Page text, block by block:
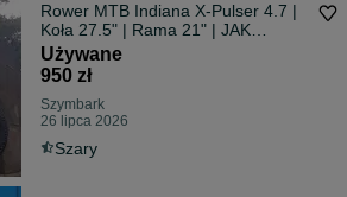
Rower MTB Indiana X-Pulser 4.7 |
Koła 27.5" | Rama 21" | JAK
NOWY!
Używane
950 zł
Szymbark
26 lipca 2026
Szary